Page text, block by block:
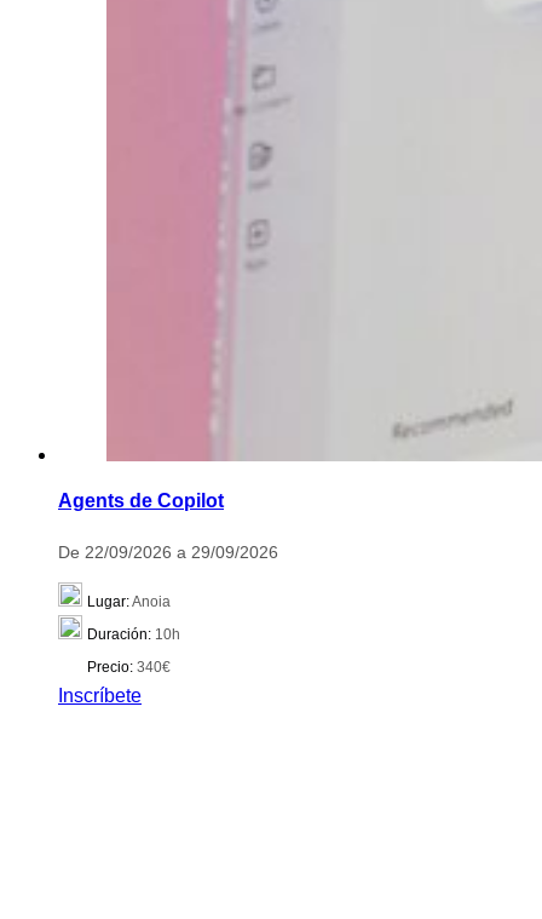
Agents de Copilot
De 22/09/2026 a 29/09/2026
Lugar:Anoia
Duración: 10h
Precio: 340€
Inscríbete